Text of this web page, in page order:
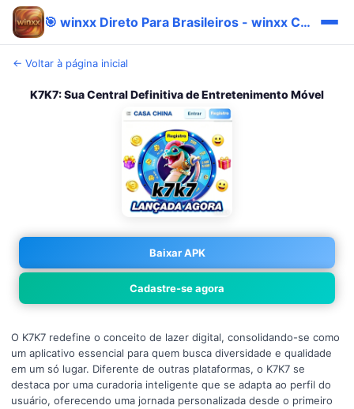
🎯 winxx Direto Para Brasileiros - winxx Confiável Imediato Prêmio
← Voltar à página inicial
K7K7: Sua Central Definitiva de Entretenimento Móvel
Baixar APK
Cadastre-se agora
O K7K7 redefine o conceito de lazer digital, consolidando-se como
um aplicativo essencial para quem busca diversidade e qualidade
em um só lugar. Diferente de outras plataformas, o K7K7 se
destaca por uma curadoria inteligente que se adapta ao perfil do
usuário, oferecendo uma jornada personalizada desde o primeiro